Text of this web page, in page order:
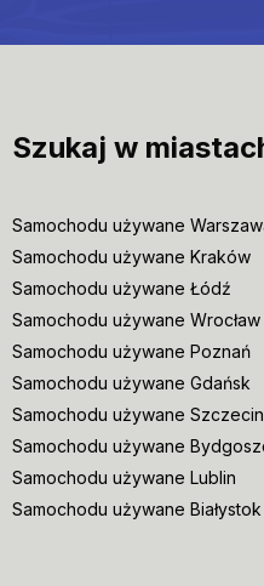
Szukaj w
Samochodu używane
Samochodu używane Kraków
Samochodu używane Łódź
Samochodu używane Wrocław
Samochodu używane Poznań
Samochodu używane Gdańsk
Samochodu używane Szczecin
Samochodu używane
Samochodu używane Lublin
Samochodu używane Białystok